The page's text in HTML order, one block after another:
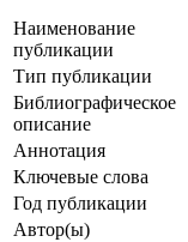
Наименование
публикации
Тип публикации
Библиографическое
описание
Аннотация
Ключевые cлова
Год публикации
Автор(ы)